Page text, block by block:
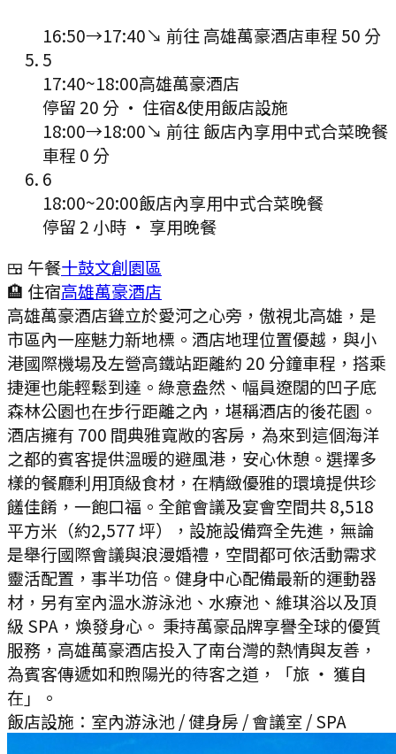
16:50→17:40↘ 前往 高雄萬豪酒店車程 50 分
5
17:40~18:00高雄萬豪酒店
停留 20 分 · 住宿&使用飯店設施
18:00→18:00↘ 前往 飯店內享用中式合菜晚餐
車程 0 分
6
18:00~20:00飯店內享用中式合菜晚餐
停留 2 小時 · 享用晚餐
🍱 午餐十鼓文創園區
🏨 住宿高雄萬豪酒店
高雄萬豪酒店聳立於愛河之心旁，傲視北高雄，是
市區內一座魅力新地標。酒店地理位置優越，與小
港國際機場及左營高鐵站距離約 20 分鐘車程，搭乘
捷運也能輕鬆到達。綠意盎然、幅員遼闊的凹子底
森林公園也在步行距離之內，堪稱酒店的後花園。
酒店擁有 700 間典雅寬敞的客房，為來到這個海洋
之都的賓客提供溫暖的避風港，安心休憩。選擇多
樣的餐廳利用頂級食材，在精緻優雅的環境提供珍
饈佳餚，一飽口福。全館會議及宴會空間共 8,518
平方米（約2,577 坪），設施設備齊全先進，無論
是舉行國際會議與浪漫婚禮，空間都可依活動需求
靈活配置，事半功倍。健身中心配備最新的運動器
材，另有室內溫水游泳池、水療池、維琪浴以及頂
級 SPA，煥發身心。 秉持萬豪品牌享譽全球的優質
服務，高雄萬豪酒店投入了南台灣的熱情與友善，
為賓客傳遞如和煦陽光的待客之道，「旅 ‧ 獲自
在」。
飯店設施： 室內游泳池 / 健身房 / 會議室 / SPA